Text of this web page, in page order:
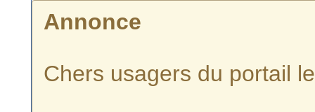
Annonce
Chers usagers du portail